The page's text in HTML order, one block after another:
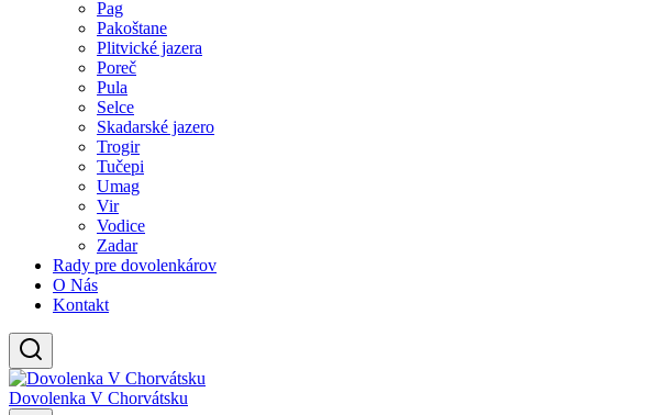
Pag
Pakoštane
Plitvické jazera
Poreč
Pula
Selce
Skadarské jazero
Trogir
Tučepi
Umag
Vir
Vodice
Zadar
Rady pre dovolenkárov
O Nás
Kontakt
Dovolenka V Chorvátsku